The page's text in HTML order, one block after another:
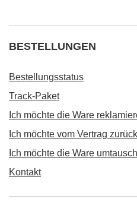
BESTELLUNGEN
Bestellungsstatus
Track-Paket
Ich möchte die Ware
Ich möchte vom Vertrag
Ich möchte die Ware
Kontakt